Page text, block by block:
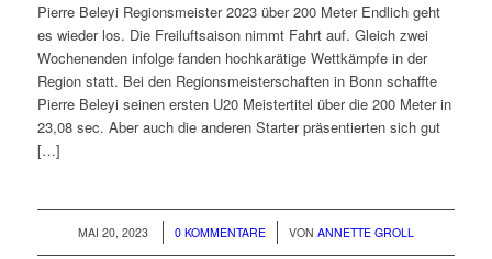
Pierre Beleyi Regionsmeister 2023 über 200 Meter Endlich geht
es wieder los. Die Freiluftsaison nimmt Fahrt auf. Gleich zwei
Wochenenden infolge fanden hochkarätige Wettkämpfe in der
Region statt. Bei den Regionsmeisterschaften in Bonn schaffte
Pierre Beleyi seinen ersten U20 Meistertitel über die 200 Meter in
23,08 sec. Aber auch die anderen Starter präsentierten sich gut
[…]
MAI 20, 2023
/ 0 KOMMENTARE
/ VON ANNETTE GROLL